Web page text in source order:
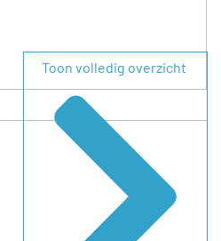
Toon volledig overzicht